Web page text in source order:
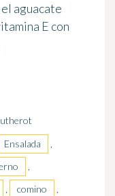
aguacate
E con
Ensalada
,
,
, comino
,